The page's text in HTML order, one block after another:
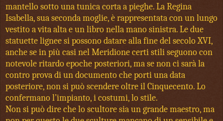
mantello sotto una tunica corta a pieghe. La Regina
Isabella, sua seconda moglie, è rappresentata con un lungo
vestito a vita alta e un libro nella mano sinistra. Le due
statuette lignee si possono datare alla fine del secolo XVI,
anche se in più casi nel Meridione certi stili seguono con
notevole ritardo epoche posteriori, ma se non ci sarà la
contro prova di un documento che porti una data
posteriore, non si può scendere oltre il Cinquecento. Lo
confermano l’impianto, i costumi, lo stile.
Non si può dire che lo scultore sia un grande maestro, ma